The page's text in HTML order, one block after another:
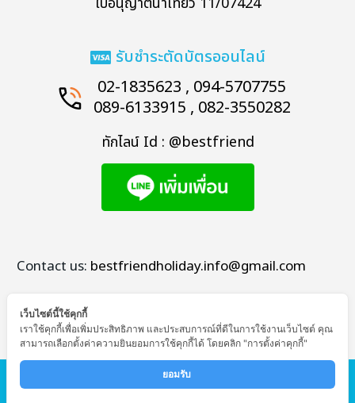
รับชำระตัดบัตรออนไลน์
02-1835623 , 094-5707755
089-6133915 , 082-3550282
ทักไลน์ Id : @bestfriend
Contact us: bestfriendholiday.info@gmail.com
© Copyright - Bestfriend Holiday
เว็บไซต์นี้ใช้คุกกี้
เราใช้คุกกี้เพื่อเพิ่มประสิทธิภาพ และประสบการณ์ที่ดีในการใช้งานเว็บไซต์ คุณ
สามารถเลือกตั้งค่าความยินยอมการใช้คุกกี้ได้ โดยคลิก "การตั้งค่าคุกกี้"
ยอมรับ